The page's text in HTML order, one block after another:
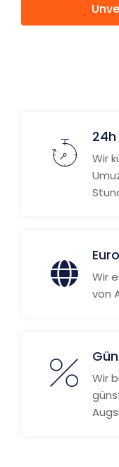
Wir
Wir
von
Wir